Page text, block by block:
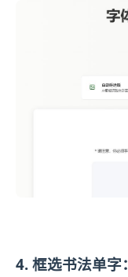
4. 框选书法单字：